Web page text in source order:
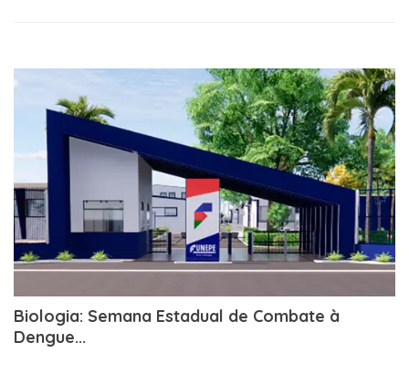
Biologia: Semana Estadual de Combate à
Dengue...